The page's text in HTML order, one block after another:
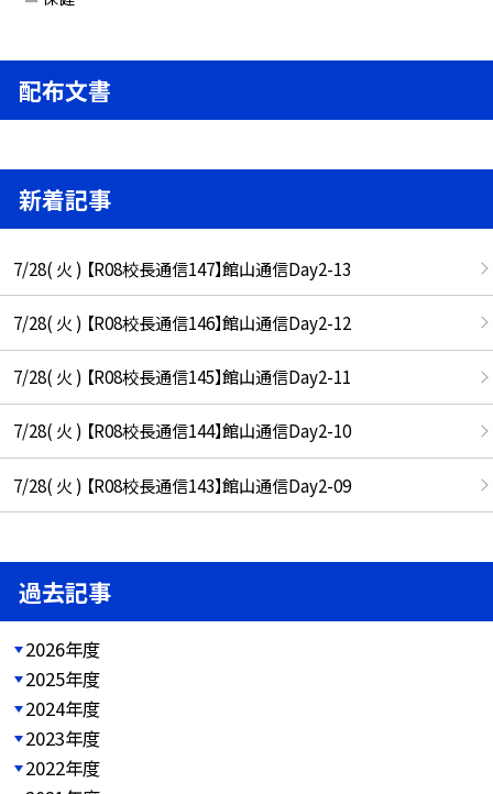
配布文書
新着記事
7/28( 火 ) 【R08校長通信147】館山通信Day2-13
7/28( 火 ) 【R08校長通信146】館山通信Day2-12
7/28( 火 ) 【R08校長通信145】館山通信Day2-11
7/28( 火 ) 【R08校長通信144】館山通信Day2-10
7/28( 火 ) 【R08校長通信143】館山通信Day2-09
過去記事
2026年度
2025年度
2024年度
2023年度
2022年度